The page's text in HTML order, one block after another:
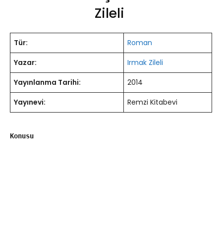
Zileli
Tür:
Roman
Yazar:
Irmak Zileli
Yayınlanma Tarihi:
2014
Yayınevi:
Remzi Kitabevi
Konusu